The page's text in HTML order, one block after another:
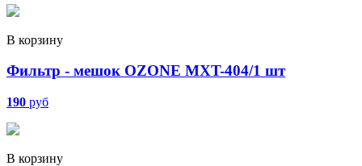
В корзину
Фильтр - мешок OZONE MXT-404/1 шт
190 руб
В корзину